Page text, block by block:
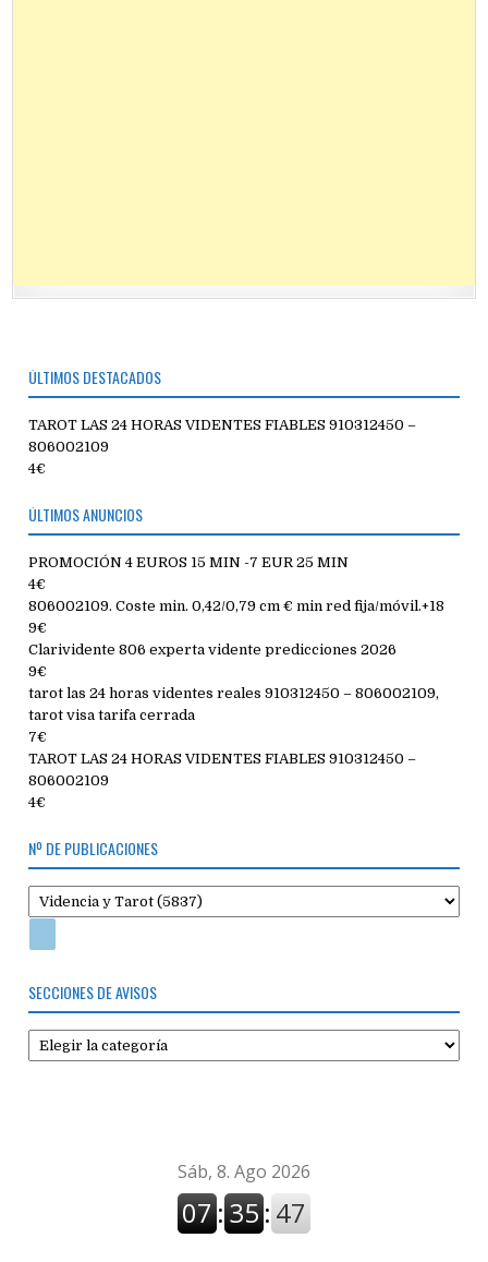
ÚLTIMOS DESTACADOS
TAROT LAS 24 HORAS VIDENTES FIABLES 910312450 –
806002109
4€
ÚLTIMOS ANUNCIOS
PROMOCIÓN 4 EUROS 15 MIN -7 EUR 25 MIN
4€
806002109. Coste min. 0,42/0,79 cm € min red fija/móvil.+18
9€
Clarividente 806 experta vidente predicciones 2026
9€
tarot las 24 horas videntes reales 910312450 – 806002109,
tarot visa tarifa cerrada
7€
TAROT LAS 24 HORAS VIDENTES FIABLES 910312450 –
806002109
4€
Nº DE PUBLICACIONES
SECCIONES DE AVISOS
Secciones
de